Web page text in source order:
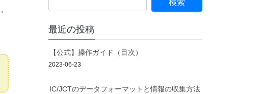
最近の投稿
【公式】操作ガイド（目次）
2023-06-23
IC/JCTのデータフォーマットと情報の収集方法